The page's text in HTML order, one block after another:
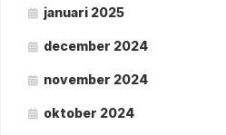
januari 2025
december 2024
november 2024
oktober 2024